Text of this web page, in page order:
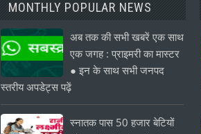
MONTHLY POPULAR NEWS
अब तक की सभी खबरें एक साथ
एक जगह : प्राइमरी का मास्टर
● इन के साथ सभी जनपद
स्तरीय अपडेट्स पढ़ें
स्नातक पास 50 हजार बेटियों